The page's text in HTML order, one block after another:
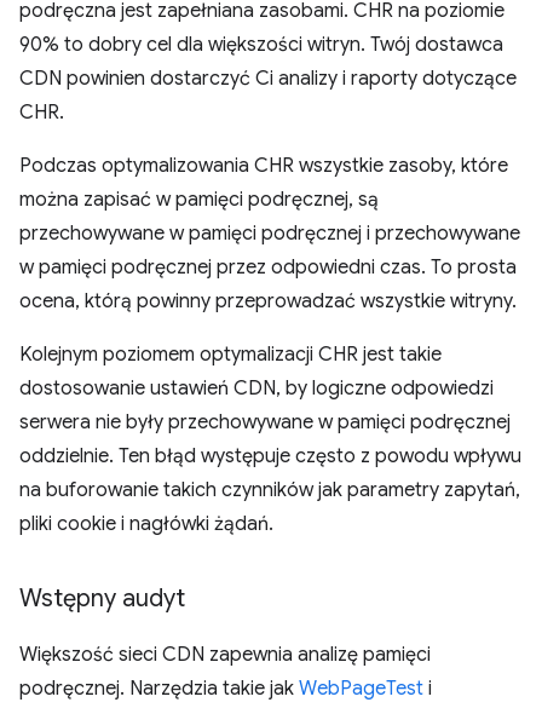
podręczna jest zapełniana zasobami. CHR na poziomie
90% to dobry cel dla większości witryn. Twój dostawca
CDN powinien dostarczyć Ci analizy i raporty dotyczące
CHR.
Podczas optymalizowania CHR wszystkie zasoby, które
można zapisać w pamięci podręcznej, są
przechowywane w pamięci podręcznej i przechowywane
w pamięci podręcznej przez odpowiedni czas. To prosta
ocena, którą powinny przeprowadzać wszystkie witryny.
Kolejnym poziomem optymalizacji CHR jest takie
dostosowanie ustawień CDN, by logiczne odpowiedzi
serwera nie były przechowywane w pamięci podręcznej
oddzielnie. Ten błąd występuje często z powodu wpływu
na buforowanie takich czynników jak parametry zapytań,
pliki cookie i nagłówki żądań.
Wstępny audyt
Większość sieci CDN zapewnia analizę pamięci
podręcznej. Narzędzia takie jak WebPageTest i